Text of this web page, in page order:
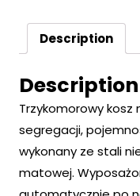
Description
Description
Trzykomorowy kosz
segregacji,
wykonany ze stali
matowej.